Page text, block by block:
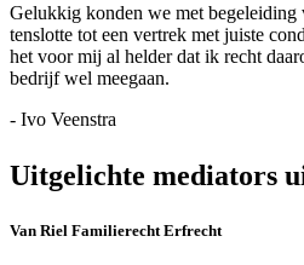
Gelukkig konden we met begeleiding
tenslotte tot een vertrek met juiste
het voor mij al helder dat ik recht
bedrijf wel meegaan.
- Ivo Veenstra
Uitgelichte mediators
Van Riel Familierecht Erfrecht